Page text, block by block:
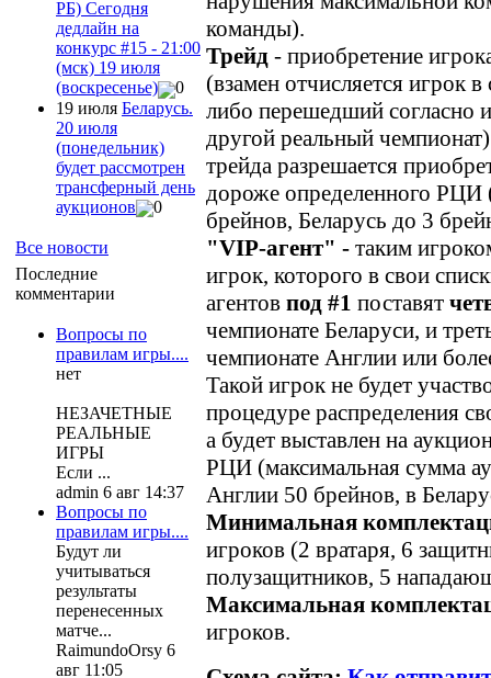
РБ) Сегодня
дедлайн на
конкурс #15 - 21:00
(мск) 19 июля
(воскресенье)
0
19 июля Беларусь.
20 июля
(понедельник)
будет рассмотрен
трансферный день
аукционов
0
Все новости
Последние
комментарии
Вопросы по
правилам игры....
нет
НЕЗАЧЕТНЫЕ
РЕАЛЬНЫЕ
ИГРЫ
Если ...
admin 6 авг 14:37
Вопросы по
правилам игры....
Будут ли
учитываться
результаты
перенесенных
матче...
RaimundoOrsy 6
авг 11:05
команды).
Трейд - приобретение
(взамен отчисляется игрок в
либо перешедший согласно
другой реальный
трейда разрешается
дороже определенного РЦИ
брейнов, Беларусь до 3
"VIP-агент" - таким
игрок, которого в свои
агентов под #1 поставят
чемпионате Беларуси, и
чемпионате Англии или
Такой игрок не будет
процедуре распределения
а будет выставлен на
РЦИ (максимальная сумма
Англии 50 брейнов, в
Минимальная
игроков (2 вратаря, 6
полузащитников, 5
Максимальная
игроков.